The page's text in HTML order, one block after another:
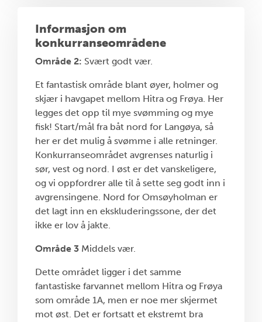
Informasjon om
konkurranseområdene
Område 2: Svært godt vær.
Et fantastisk område blant øyer, holmer og
skjær i havgapet mellom Hitra og Frøya. Her
legges det opp til mye svømming og mye
fisk! Start/mål fra båt nord for Langøya, så
her er det mulig å svømme i alle retninger.
Konkurranseområdet avgrenses naturlig i
sør, vest og nord. I øst er det vanskeligere,
og vi oppfordrer alle til å sette seg godt inn i
avgrensingene. Nord for Omsøyholman er
det lagt inn en ekskluderingssone, der det
ikke er lov å jakte.
Område 3 Middels vær.
Dette området ligger i det samme
fantastiske farvannet mellom Hitra og Frøya
som område 1A, men er noe mer skjermet
mot øst. Det er fortsatt et ekstremt bra